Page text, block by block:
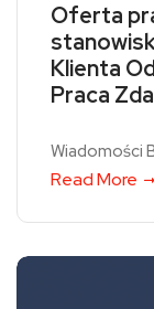
Oferta
Klienta
Praca
Wiadomości
Read More